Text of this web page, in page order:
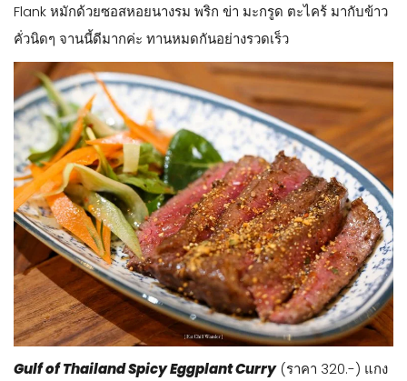
Flank หมักด้วยซอสหอยนางรม พริก ข่า มะกรูด ตะไคร้ มากับข้าว
คั่วนิดๆ จานนี้ดีมากค่ะ ทานหมดกันอย่างรวดเร็ว
Gulf of Thailand Spicy Eggplant Curry(ราคา 320.-) แกง